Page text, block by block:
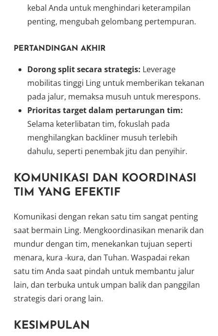
kebal Anda untuk menghindari keterampilan
penting, mengubah gelombang pertempuran.
PERTANDINGAN AKHIR
Dorong split secara strategis: Leverage
mobilitas tinggi Ling untuk memberikan tekanan
pada jalur, memaksa musuh untuk merespons.
Prioritas target dalam pertarungan tim:
Selama keterlibatan tim, fokuslah pada
menghilangkan backliner musuh terlebih
dahulu, seperti penembak jitu dan penyihir.
KOMUNIKASI DAN KOORDINASI
TIM YANG EFEKTIF
Komunikasi dengan rekan satu tim sangat penting
saat bermain Ling. Mengkoordinasikan menarik dan
mundur dengan tim, menekankan tujuan seperti
menara, kura -kura, dan Tuhan. Waspadai rekan
satu tim Anda saat pindah untuk membantu jalur
lain, dan terbuka untuk umpan balik dan panggilan
strategis dari orang lain.
KESIMPULAN